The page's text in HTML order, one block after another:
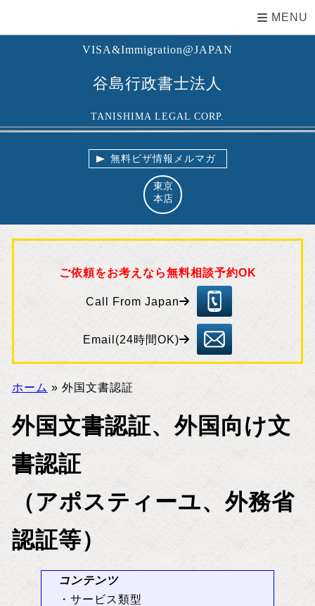
VISA&Immigration@JAPAN
谷島行政書士法人
TANISHIMA LEGAL CORP.
MENU
無料ビザ情報メルマガ
東京
本店
ご依頼をお考えなら無料相談予約OK
Call From Japan
03
-5
57
5-
55
83
Email(24時間OK)
inf
o
@
ta
ni
sh
ホーム » 外国文書認証
外国文書認証、外国向け文
書認証
（アポスティーユ、外務省
認証等）
コンテンツ
・サービス類型